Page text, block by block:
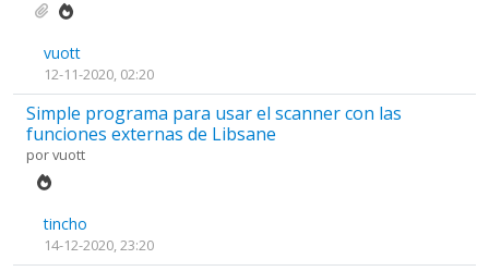
vuott
12-11-2020, 02:20
Simple programa para usar el scanner con las
funciones externas de Libsane
porvuott
tincho
14-12-2020, 23:20